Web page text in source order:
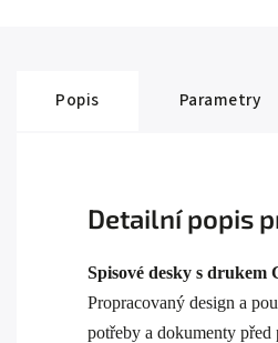
Popis Parametry
Detailní popis
Spisové desky s drukem
Propracovaný design a
potřeby a dokumenty před